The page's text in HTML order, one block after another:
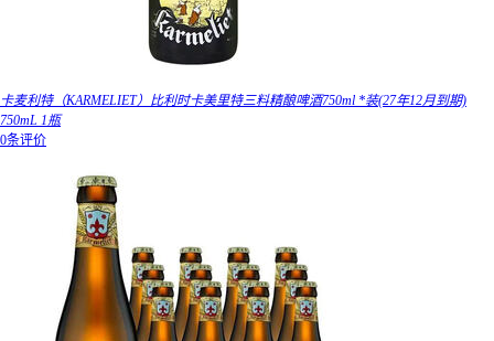
卡麦利特（KARMELIET）比利时卡美里特三料精酿啤酒750ml *装(27年12月到期)
750mL 1瓶
0条评价